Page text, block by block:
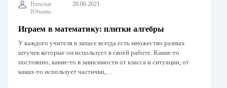
Наталья
Юткина
20.06.2021
Играем в математику: плитки алгебры
У каждого учителя в запасе всегда есть множество разных
штучек которые он использует в своей работе. Какие-то
постоянно, какие-то в зависимости от класса и ситуации, от
каких-то использует частички,…